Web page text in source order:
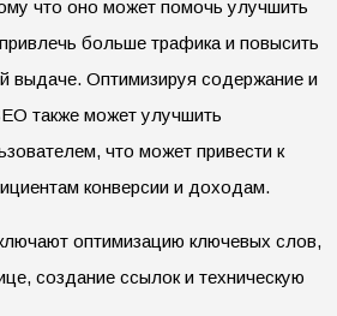
что оно может помочь улучшить
больше трафика и повысить
выдаче. Оптимизируя содержание и
также может улучшить
что может привести к
конверсии и доходам.
оптимизацию ключевых слов,
создание ссылок и техническую